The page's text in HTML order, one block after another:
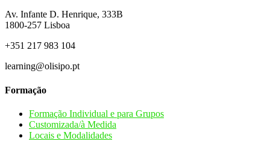
Av. Infante D. Henrique, 333B
1800-257 Lisboa
+351 217 983 104
learning@olisipo.pt
Formação
Formação Individual e para Grupos
Customizada/à Medida
Locais e Modalidades